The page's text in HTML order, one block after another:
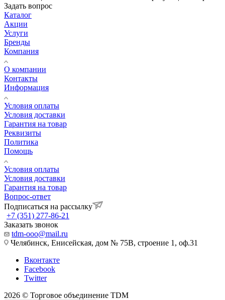
Задать вопрос
Каталог
Акции
Услуги
Бренды
Компания
О компании
Контакты
Информация
Условия оплаты
Условия доставки
Гарантия на товар
Реквизиты
Политика
Помощь
Условия оплаты
Условия доставки
Гарантия на товар
Вопрос-ответ
Подписаться на рассылку
+7 (351) 277-86-21
Заказать звонок
tdm-ooo@mail.ru
Челябинск, Енисейская, дом № 75В, строение 1, оф.31
Вконтакте
Facebook
Twitter
2026 © Торговое объединение TDM